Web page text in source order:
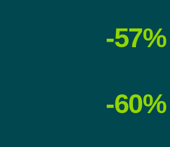
-57%
-60%